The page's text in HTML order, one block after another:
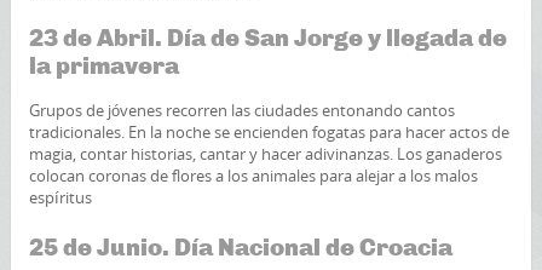
23 de Abril. Día de San Jorge y llegada de
la primavera
Grupos de jóvenes recorren las ciudades entonando cantos
tradicionales. En la noche se encienden fogatas para hacer actos de
magia, contar historias, cantar y hacer adivinanzas. Los ganaderos
colocan coronas de flores a los animales para alejar a los malos
espíritus
25 de Junio. Día Nacional de Croacia